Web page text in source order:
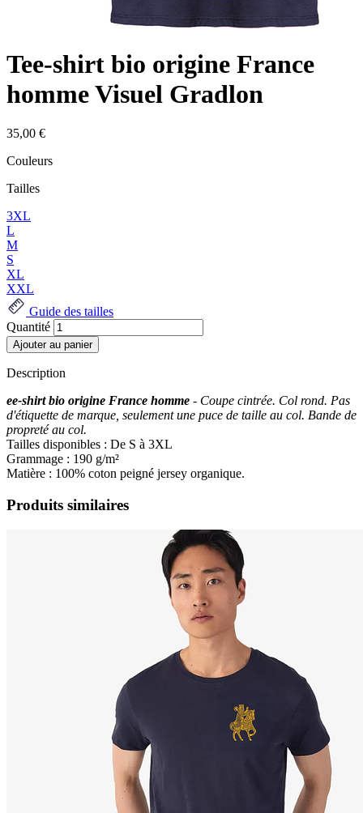
Tee-shirt bio origine France
homme Visuel Gradlon
35,00 €
Couleurs
Tailles
3XL
L
M
S
XL
XXL
Guide des tailles
Quantité
Description
ee-shirt bio origine France homme - Coupe cintrée. Col rond. Pas
d'étiquette de marque, seulement une puce de taille au col. Bande de
propreté au col.
Tailles disponibles : De S à 3XL
Grammage : 190 g/m²
Matière : 100% coton peigné jersey organique.
Produits similaires